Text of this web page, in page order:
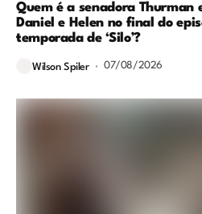
Quem é a senadora Thurman
Daniel e Helen no final do
temporada de ‘Silo’?
Wilson Spiler 07/08/2026